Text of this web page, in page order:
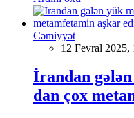
Cəmiyyət
12 Fevral 2025,
İrandan gələn
dan çox